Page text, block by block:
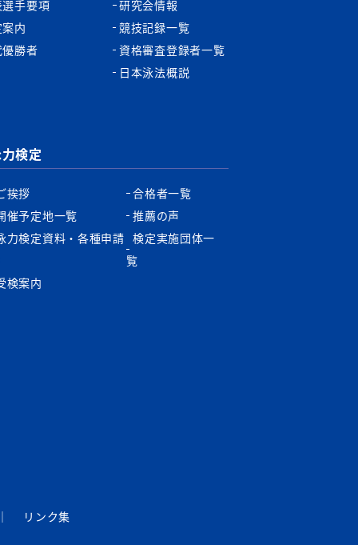
手要項
内
優勝者
研究会情報
競技記録一覧
資格審査登録者一覧
日本泳法概説
検定
挨拶
催予定地一覧
力検定資料・各種申請
検案内
合格者一覧
推薦の声
検定実施団体一
覧
リンク集